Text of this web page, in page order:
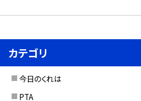
カテゴリ
今日のくれは
PTA